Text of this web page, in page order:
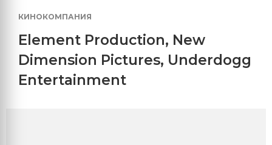
КИНОКОМПАНИЯ
Element Production, New
Dimension Pictures, Underdogg
Entertainment